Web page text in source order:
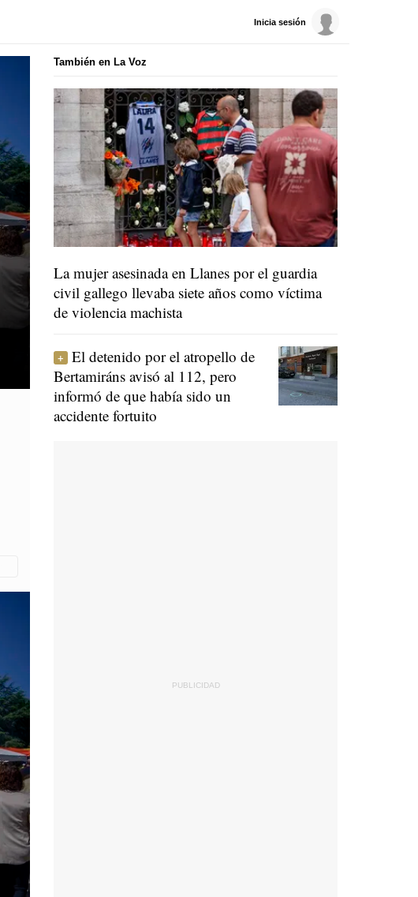
Inicia sesión
También en La Voz
La mujer asesinada en Llanes por el guardia
civil gallego llevaba siete años como víctima
de violencia machista
El detenido por el atropello de
Bertamiráns avisó al 112, pero
informó de que había sido un
accidente fortuito